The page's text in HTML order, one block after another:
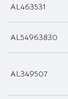
AL463531
AL54963830
AL349507